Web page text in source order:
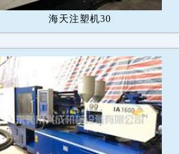
海天注塑机30